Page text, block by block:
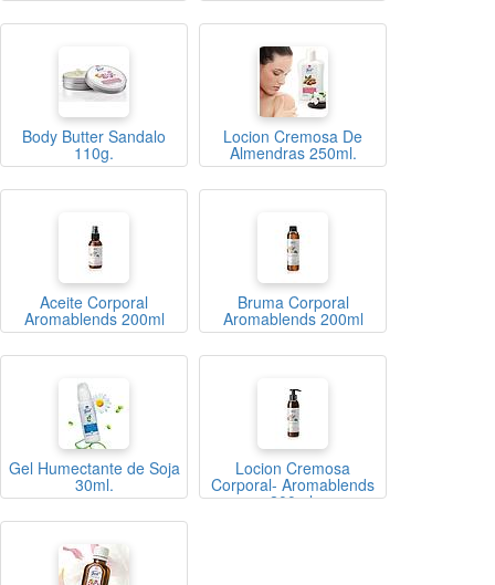
Body Butter Sandalo
110g.
Locion Cremosa De
Almendras 250ml.
Aceite Corporal
Aromablends 200ml
Bruma Corporal
Aromablends 200ml
Gel Humectante de Soja
30ml.
Locion Cremosa
Corporal- Aromablends
200ml.